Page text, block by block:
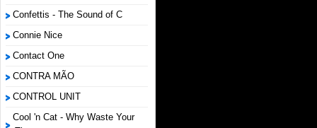
Confettis - The Sound of C
Connie Nice
Contact One
CONTRA MÃO
CONTROL UNIT
Cool 'n Cat - Why Waste Your